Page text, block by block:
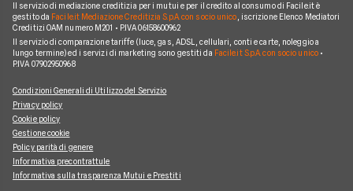
Il servizio di mediazione creditizia per i mutui e per il credito al consumo di Facile.it è
gestito da Facile.it Mediazione Creditizia S.p.A. con socio unico, iscrizione Elenco Mediatori
Creditizi OAM numero M201 • P.IVA 06158600962
Il servizio di comparazione tariffe (luce, gas, ADSL, cellulari, conti e carte, noleggio a
lungo termine) ed i servizi di marketing sono gestiti da Facile.it S.p.A. con socio unico•
P.IVA 07902950968
Condizioni Generali di Utilizzo del Servizio
Privacy policy
Cookie policy
Gestione cookie
Policy parità di genere
Informativa precontrattule
Informativa sulla trasparenza Mutui e Prestiti